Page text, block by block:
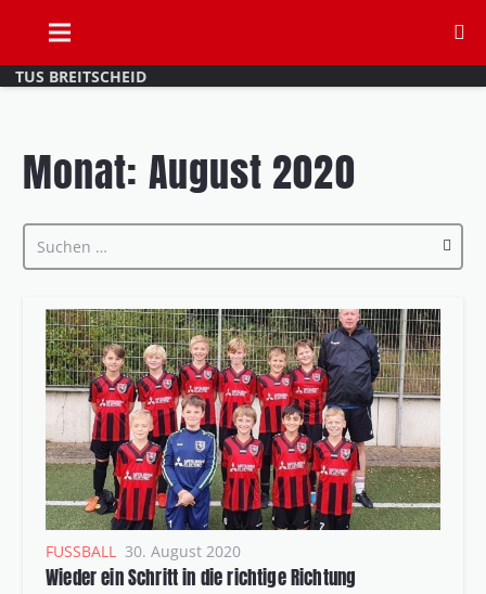
TUS BREITSCHEID
Monat: August 2020
Suchen
nach:
FUSSBALL 30. August 2020
Wieder ein Schritt in die richtige Richtung